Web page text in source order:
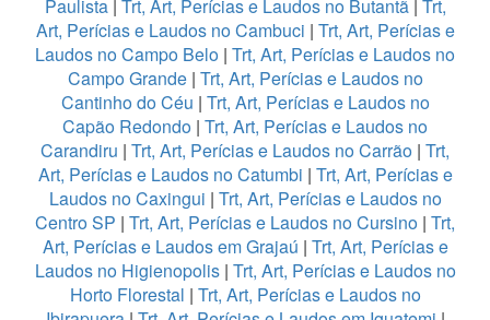
Paulista| Trt, Art, Perícias e Laudos no Butantã| Trt,
Art, Perícias e Laudos no Cambuci | Trt, Art, Perícias e
Laudos no Campo Belo | Trt, Art, Perícias e Laudos no
Campo Grande| Trt, Art, Perícias e Laudos no
Cantinho do Céu | Trt, Art, Perícias e Laudos no
Capão Redondo | Trt, Art, Perícias e Laudos no
Carandiru | Trt, Art, Perícias e Laudos no Carrão | Trt,
Art, Perícias e Laudos no Catumbi | Trt, Art, Perícias e
Laudos no Caxingui | Trt, Art, Perícias e Laudos no
Centro SP | Trt, Art, Perícias e Laudos no Cursino | Trt,
Art, Perícias e Laudos em Grajaú | Trt, Art, Perícias e
Laudos no Higienopolis| Trt, Art, Perícias e Laudos no
Horto Florestal | Trt, Art, Perícias e Laudos no